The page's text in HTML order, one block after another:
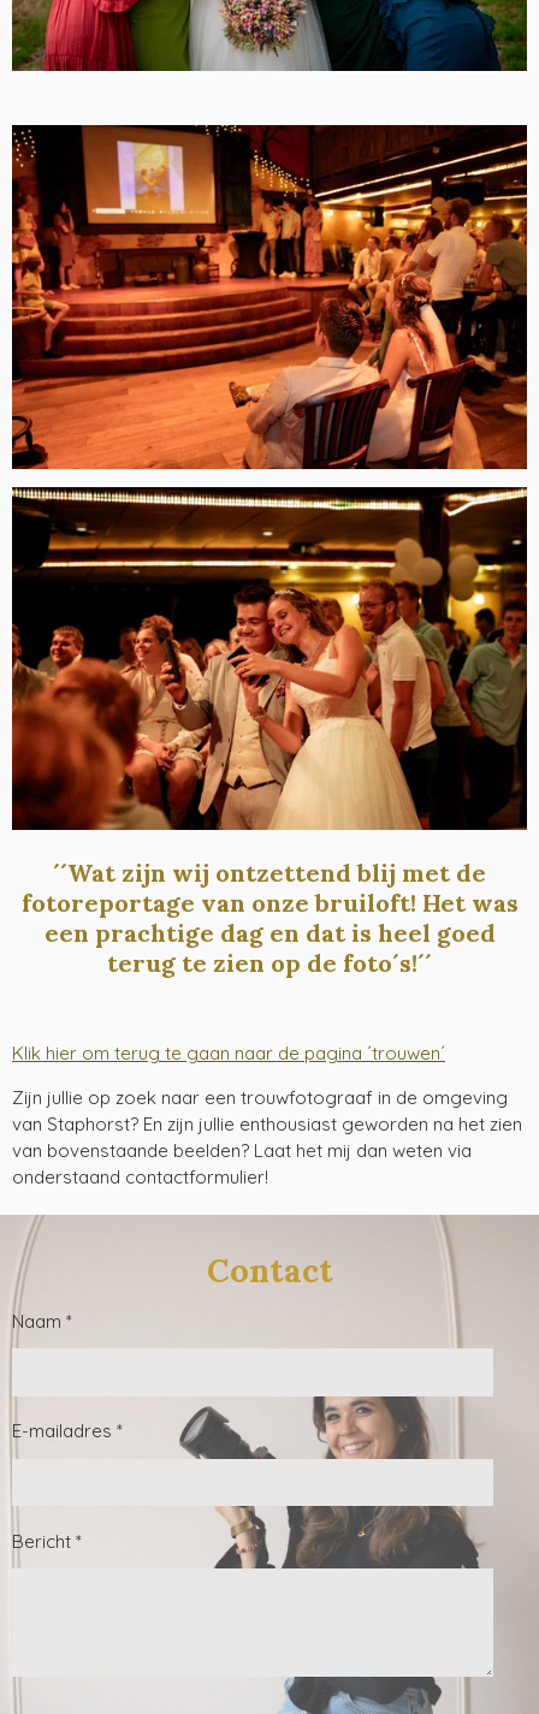
´´Wat zijn wij ontzettend blij met de
fotoreportage van onze bruiloft! Het was
een prachtige dag en dat is heel goed
terug te zien op de foto´s!´´
Klik hier om terug te gaan naar de pagina ´trouwen´
Zijn jullie op zoek naar een trouwfotograaf in de omgeving
van Staphorst? En zijn jullie enthousiast geworden na het zien
van bovenstaande beelden? Laat het mij dan weten via
onderstaand contactformulier!
Contact
Naam *
E-mailadres *
Bericht *